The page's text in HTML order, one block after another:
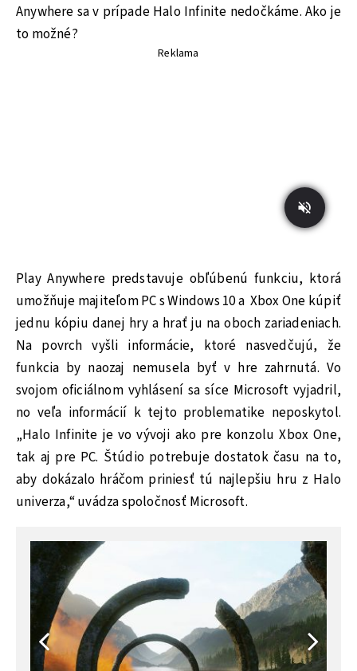
Anywhere sa v prípade Halo Infinite nedočkáme. Ako je
to možné?
Reklama
Play Anywhere predstavuje obľúbenú funkciu, ktorá
umožňuje majiteľom PC s Windows 10 a Xbox One kúpiť
jednu kópiu danej hry a hrať ju na oboch zariadeniach.
Na povrch vyšli informácie, ktoré nasvedčujú, že
funkcia by naozaj nemusela byť v hre zahrnutá. Vo
svojom oficiálnom vyhlásení sa síce Microsoft vyjadril,
no veľa informácií k tejto problematike neposkytol.
„Halo Infinite je vo vývoji ako pre konzolu Xbox One,
tak aj pre PC. Štúdio potrebuje dostatok času na to,
aby dokázalo hráčom priniesť tú najlepšiu hru z Halo
univerza,“ uvádza spoločnosť Microsoft.